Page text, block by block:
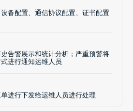
备配置、通信协议配置、证书配置
告警展示和统计分析；严重预警将
进行通知运维人员
进行下发给运维人员进行处理